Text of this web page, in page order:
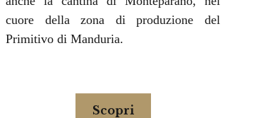
cuore della zona di produzione del
Primitivo di Manduria.
Scopri